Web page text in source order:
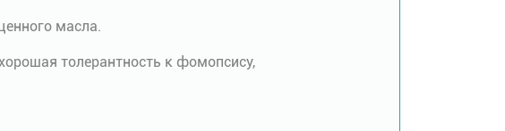
масла.
толерантность к фомопсису,